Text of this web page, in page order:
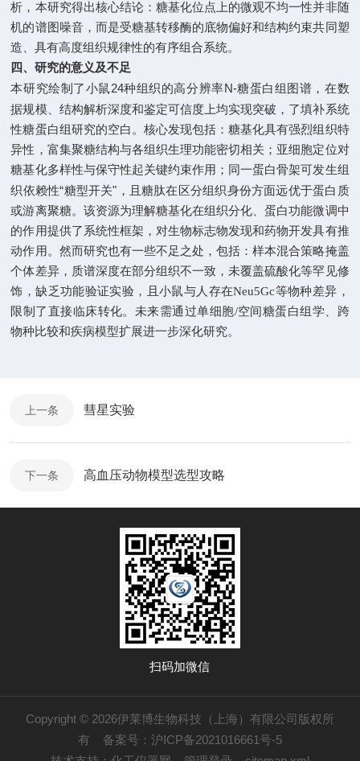
析，本研究得出核心结论：糖基化位点上的微观不均一性并非随
机的谱图噪音，而是受糖基转移酶的底物偏好和结构约束共同塑
造、具有高度组织规律性的有序组合系统。
四、研究的意义及不足
本研究绘制了小鼠24种组织的高分辨率N-糖蛋白组图谱，在数
据规模、结构解析深度和鉴定可信度上均实现突破，了填补系统
性糖蛋白组研究的空白。核心发现包括：糖基化具有强烈组织特
异性，富集聚糖结构与各组织生理功能密切相关；亚细胞定位对
糖基化多样性与保守性起关键约束作用；同一蛋白骨架可发生组
织依赖性“糖型开关" ，且糖肽在区分组织身份方面远优于蛋白质
或游离聚糖。该资源为理解糖基化在组织分化、蛋白功能微调中
的作用提供了系统性框架，对生物标志物发现和药物开发具有推
动作用。然而研究也有一些不足之处，包括：样本混合策略掩盖
个体差异，质谱深度在部分组织不一致，未覆盖硫酸化等罕见修
饰，缺乏功能验证实验，且小鼠与人存在Neu5Gc等物种差异，
限制了直接临床转化。未来需通过单细胞/空间糖蛋白组学、跨
物种比较和疾病模型扩展进一步深化研究。
上一条 彗星实验
下一条 高血压动物模型选型攻略
扫码加微信
Copyright © 2026伊莱博生物科技（上海）有限公司版权所
有 备案号：沪ICP备2021016661号-5